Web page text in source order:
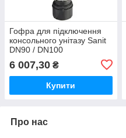
Гофра для підключення
консольного унітазу Sanit
DN90 / DN100
6 007,30 ₴
Купити
Про нас